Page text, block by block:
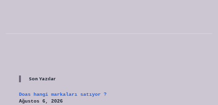
Son Yazılar
Doas hangi markaları satıyor ?
Ağustos 6, 2026